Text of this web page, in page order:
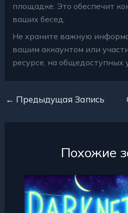
площадке. Это обеспечит
ваших бесед.
Не храните важную
вашим аккаунтом или
ресурсе, на общедоступных
← Предыдущая Запись
Похожие